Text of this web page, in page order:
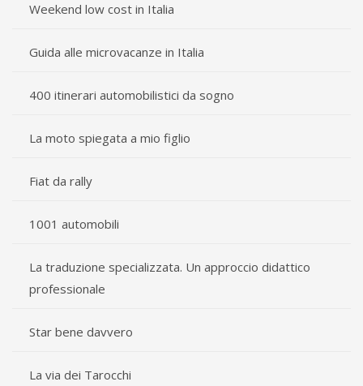
Weekend low cost in Italia
Guida alle microvacanze in Italia
400 itinerari automobilistici da sogno
La moto spiegata a mio figlio
Fiat da rally
1001 automobili
La traduzione specializzata. Un approccio didattico
professionale
Star bene davvero
La via dei Tarocchi